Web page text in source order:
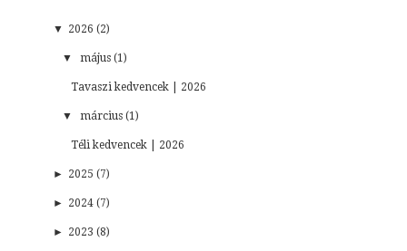
▼ 2026 (2)
▼ május (1)
Tavaszi kedvencek | 2026
▼ március (1)
Téli kedvencek | 2026
► 2025 (7)
► 2024 (7)
► 2023 (8)